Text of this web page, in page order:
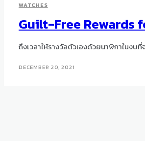
WATCHES
Guilt-Free Rewards
ถึงเวลาให้รางวัลตัวเองด้วยนาฬิกาในงบ
DECEMBER 20, 2021